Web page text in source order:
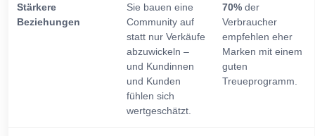
Stärkere
Beziehungen
Sie bauen eine
Community auf
statt nur Verkäufe
abzuwickeln –
und Kundinnen
und Kunden
fühlen sich
wertgeschätzt.
70% der
Verbraucher
empfehlen eher
Marken mit einem
guten
Treueprogramm.